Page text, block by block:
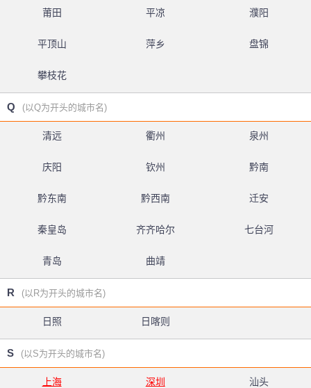
莆田 平凉 濮阳
平顶山 萍乡 盘锦
攀枝花
Q (以Q为开头的城市名)
清远 衢州 泉州
庆阳 钦州 黔南
黔东南 黔西南 迁安
秦皇岛 齐齐哈尔 七台河
青岛 曲靖
R (以R为开头的城市名)
日照 日喀则
S (以S为开头的城市名)
上海 深圳 汕头